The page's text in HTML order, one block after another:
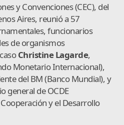
y Convenciones (CEC), del
Aires, reunió a 57
funcionarios
de organismos
Christine Lagarde,
Monetario Internacional),
del BM (Banco Mundial), y
general de OCDE
y el Desarrollo